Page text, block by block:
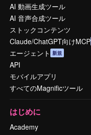
AI 動画生成ツール
AI 音声合成ツール
ストックコンテンツ
Claude/ChatGPT向けMCP
エージェント 新規
API
モバイルアプリ
すべてのMagnificツール
はじめに
Academy